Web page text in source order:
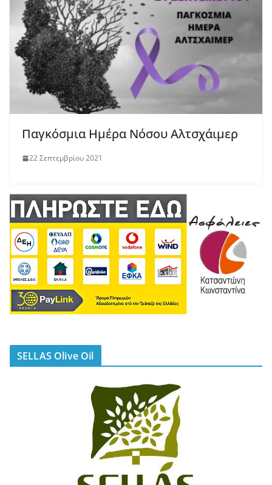
Παγκόσμια Ημέρα Νόσου Αλτσχάιμερ
22 Σεπτεμβρίου 2021
SELLAS Olive Oil